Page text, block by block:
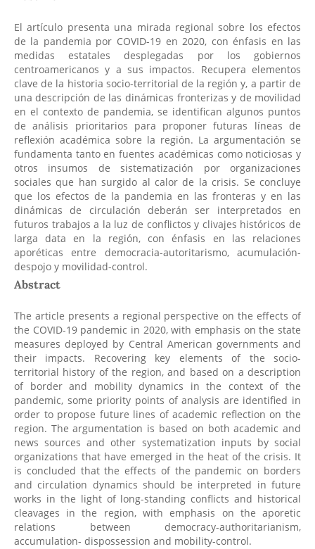
El artículo presenta una mirada regional sobre los efectos
de la pandemia por COVID-19 en 2020, con énfasis en las
medidas estatales desplegadas por los gobiernos
centroamericanos y a sus impactos. Recupera elementos
clave de la historia socio-territorial de la región y, a partir de
una descripción de las dinámicas fronterizas y de movilidad
en el contexto de pandemia, se identifican algunos puntos
de análisis prioritarios para proponer futuras líneas de
reflexión académica sobre la región. La argumentación se
fundamenta tanto en fuentes académicas como noticiosas y
otros insumos de sistematización por organizaciones
sociales que han surgido al calor de la crisis. Se concluye
que los efectos de la pandemia en las fronteras y en las
dinámicas de circulación deberán ser interpretados en
futuros trabajos a la luz de conflictos y clivajes históricos de
larga data en la región, con énfasis en las relaciones
aporéticas entre democracia-autoritarismo, acumulación-
despojo y movilidad-control.
Abstract
The article presents a regional perspective on the effects of
the COVID-19 pandemic in 2020, with emphasis on the state
measures deployed by Central American governments and
their impacts. Recovering key elements of the socio-
territorial history of the region, and based on a description
of border and mobility dynamics in the context of the
pandemic, some priority points of analysis are identified in
order to propose future lines of academic reflection on the
region. The argumentation is based on both academic and
news sources and other systematization inputs by social
organizations that have emerged in the heat of the crisis. It
is concluded that the effects of the pandemic on borders
and circulation dynamics should be interpreted in future
works in the light of long-standing conflicts and historical
cleavages in the region, with emphasis on the aporetic
relations between democracy-authoritarianism,
accumulation- dispossession and mobility-control.